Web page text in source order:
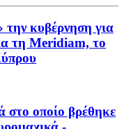
κυβέρνηση για
τη Meridiam, το
στο οποίο βρέθηκε